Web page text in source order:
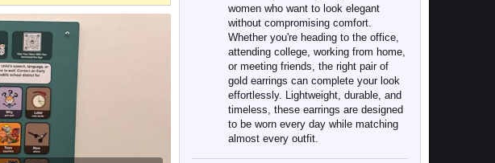
women who want to look elegant
without compromising comfort.
Whether you're heading to the office,
attending college, working from home,
or meeting friends, the right pair of
gold earrings can complete your look
effortlessly. Lightweight, durable, and
timeless, these earrings are designed
to be worn every day while matching
almost every outfit.